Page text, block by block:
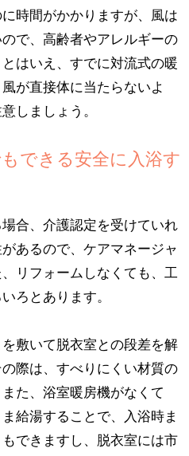
時間がかかりますが、風は
で、高齢者やアレルギーの
はいえ、すでに対流式の暖
が直接体に当たらないよ
しましょう。
できる安全に入浴す
合、介護認定を受けていれ
あるので、ケアマネージャ
リフォームしなくても、工
ろとあります。
敷いて脱衣室との段差を解
際は、すべりにくい材質の
た、浴室暖房機がなくて
給湯することで、入浴時ま
できますし、脱衣室には市